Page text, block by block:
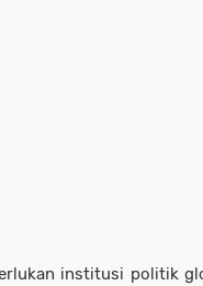
institusi politik